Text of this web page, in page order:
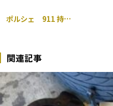
ポルシェ 911 持ち込み タイヤ交換 千葉市
関連記事